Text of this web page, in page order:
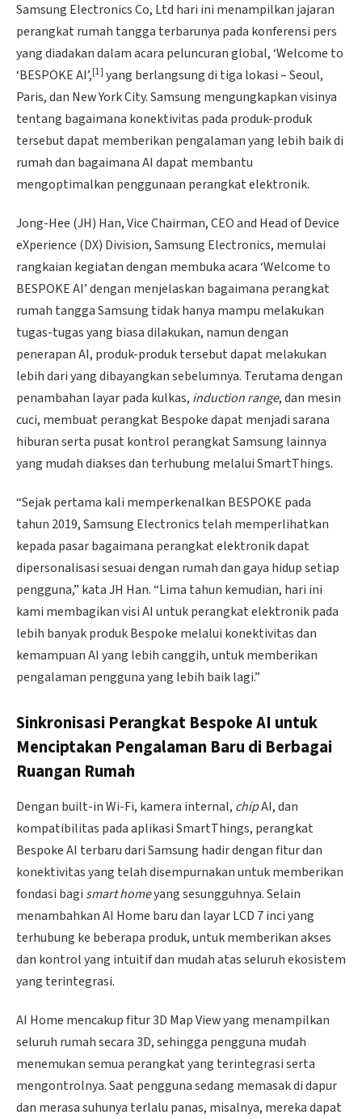
Samsung Electronics Co, Ltd hari ini menampilkan jajaran
perangkat rumah tangga terbarunya pada konferensi pers
yang diadakan dalam acara peluncuran global, ‘Welcome to
‘BESPOKE AI’,[1] yang berlangsung di tiga lokasi – Seoul,
Paris, dan New York City. Samsung mengungkapkan visinya
tentang bagaimana konektivitas pada produk-produk
tersebut dapat memberikan pengalaman yang lebih baik di
rumah dan bagaimana AI dapat membantu
mengoptimalkan penggunaan perangkat elektronik.
Jong-Hee (JH) Han, Vice Chairman, CEO and Head of Device
eXperience (DX) Division, Samsung Electronics, memulai
rangkaian kegiatan dengan membuka acara ‘Welcome to
BESPOKE AI’ dengan menjelaskan bagaimana perangkat
rumah tangga Samsung tidak hanya mampu melakukan
tugas-tugas yang biasa dilakukan, namun dengan
penerapan AI, produk-produk tersebut dapat melakukan
lebih dari yang dibayangkan sebelumnya. Terutama dengan
penambahan layar pada kulkas, induction range, dan mesin
cuci, membuat perangkat Bespoke dapat menjadi sarana
hiburan serta pusat kontrol perangkat Samsung lainnya
yang mudah diakses dan terhubung melalui SmartThings.
“Sejak pertama kali memperkenalkan BESPOKE pada
tahun 2019, Samsung Electronics telah memperlihatkan
kepada pasar bagaimana perangkat elektronik dapat
dipersonalisasi sesuai dengan rumah dan gaya hidup setiap
pengguna,” kata JH Han. “Lima tahun kemudian, hari ini
kami membagikan visi AI untuk perangkat elektronik pada
lebih banyak produk Bespoke melalui konektivitas dan
kemampuan AI yang lebih canggih, untuk memberikan
pengalaman pengguna yang lebih baik lagi.”
Sinkronisasi Perangkat Bespoke AI untuk
Menciptakan Pengalaman Baru di Berbagai
Ruangan Rumah
Dengan built-in Wi-Fi, kamera internal, chipAI, dan
kompatibilitas pada aplikasi SmartThings, perangkat
Bespoke AI terbaru dari Samsung hadir dengan fitur dan
konektivitas yang telah disempurnakan untuk memberikan
fondasi bagi smart homeyang sesungguhnya. Selain
menambahkan AI Home baru dan layar LCD 7 inci yang
terhubung ke beberapa produk, untuk memberikan akses
dan kontrol yang intuitif dan mudah atas seluruh ekosistem
yang terintegrasi.
AI Home mencakup fitur 3D Map View yang menampilkan
seluruh rumah secara 3D, sehingga pengguna mudah
menemukan semua perangkat yang terintegrasi serta
mengontrolnya. Saat pengguna sedang memasak di dapur
dan merasa suhunya terlalu panas, misalnya, mereka dapat